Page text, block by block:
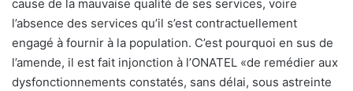
cause de la mauvaise qualité de ses services, voire
l’absence des services qu’il s’est contractuellement
engagé à fournir à la population. C’est pourquoi en sus de
l’amende, il est fait injonction à l’ONATEL «de remédier aux
dysfonctionnements constatés, sans délai, sous astreinte